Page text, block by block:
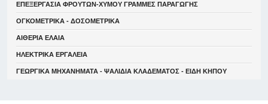
ΕΠΕΞΕΡΓΑΣΙΑ ΦΡΟΥΤΩΝ-ΧΥΜΟΥ ΓΡΑΜΜΕΣ ΠΑΡΑΓΩΓΗΣ
ΟΓΚΟΜΕΤΡΙΚΑ - ΔΟΣΟΜΕΤΡΙΚΑ
ΑΙΘΕΡΙΑ ΕΛΑΙΑ
ΗΛΕΚΤΡΙΚΑ ΕΡΓΑΛΕΙΑ
ΓΕΩΡΓΙΚΑ ΜΗΧΑΝΗΜΑΤΑ - ΨΑΛΙΔΙΑ ΚΛΑΔΕΜΑΤΟΣ - ΕΙΔΗ ΚΗΠΟΥ